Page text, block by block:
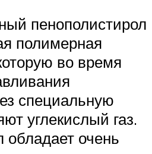
пенополистирол
полимерная
во время
специальную
углекислый газ.
обладает очень